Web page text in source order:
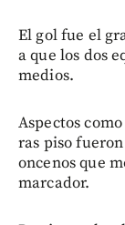
El gol fue el
a que los dos
medios.
Aspectos
ras piso
oncenos que
marcador.